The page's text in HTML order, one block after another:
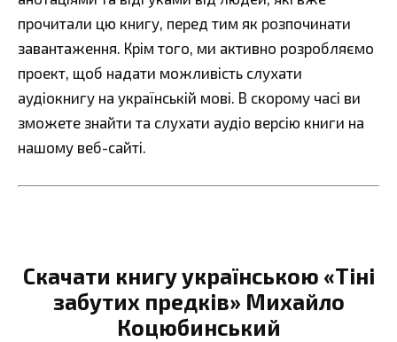
прочитали цю книгу, перед тим як розпочинати
завантаження. Крім того, ми активно розробляємо
проект, щоб надати можливість слухати
аудіокнигу на українській мові. В скорому часі ви
зможете знайти та слухати аудіо версію книги на
нашому веб-сайті.
Скачати книгу українською «Тіні
забутих предків» Михайло
Коцюбинський